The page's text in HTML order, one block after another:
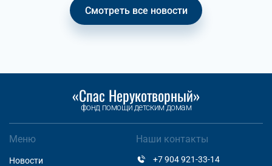
Смотреть все новости
«Спас Нерукотворный»
фонд помощи детским домам
Меню
Новости
Наши контакты
+7 904 921-33-14